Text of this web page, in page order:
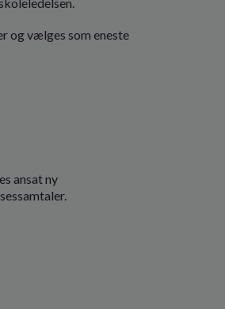
og vælges som eneste
ansat ny